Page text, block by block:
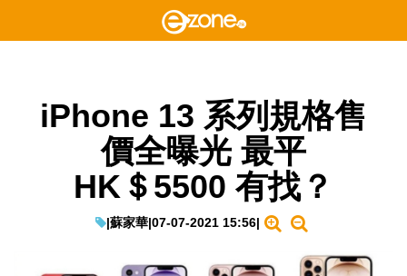
iPhone 13 系列規格售
價全曝光 最平
HK＄5500 有找？
|蘇家華|07-07-2021 15:56|